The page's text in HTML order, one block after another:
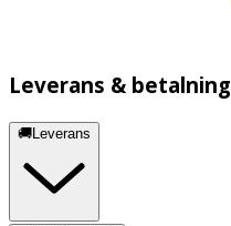
Leverans & betalning
🚚Leverans